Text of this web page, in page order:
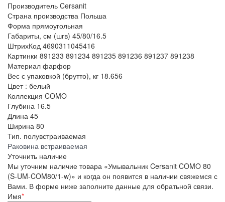
Производитель Cersanit
Страна производства Польша
Форма прямоугольная
Габариты, см (шгв) 45/80/16.5
ШтрихКод 4690311045416
Картинки 891233 891234 891235 891236 891237 891238
Материал фарфор
Вес с упаковкой (брутто), кг 18.656
Цвет : белый
Коллекция COMO
Глубина 16.5
Длина 45
Ширина 80
Тип. полувстраиваемая
Раковина встраиваемая
Уточнить наличие
Мы уточним наличие товара «Умывальник Cersanit COMO 80
(S-UM-COM80/1-w)» и когда он появится в наличии свяжемся с
Вами. В форме ниже заполните данные для обратьной связи.
Имя*